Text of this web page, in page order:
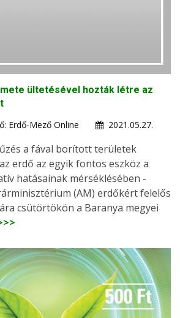
ültetésével hozták létre az
Erdő-Mező Online
2021.05.27.
a fával borított területek
erdő az egyik fontos eszköz a
hatásainak mérséklésében -
(AM) erdőkért felelős
csütörtökön a Baranya megyei